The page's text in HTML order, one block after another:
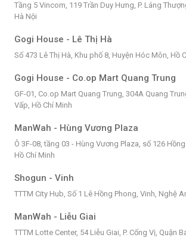
Tầng 5 Vincom, 119 Trần Duy Hưng, P. Láng
Hà Nội
Gogi House - Lê Thị Hà
Số 473 Lê Thị Hà, Khu phố 8, Huyện Hóc Môn, Hồ
Gogi House - Co.op Mart Quang Trung
GF-01, Co.op Mart Quang Trung, 304A Quang
Vấp, Hồ Chí Minh
ManWah - Hùng Vương Plaza
Ô 3F-08, tầng 03 - Hùng Vương Plaza, số 126 Hồng
Hồ Chí Minh
Shogun - Vinh
TTTM City Hub, Số 1 Lê Hồng Phong, Vinh, Nghệ
ManWah - Liễu Giai
TTTM Lotte Center, 54 Liễu Giai, P. Cống Vị, Quận